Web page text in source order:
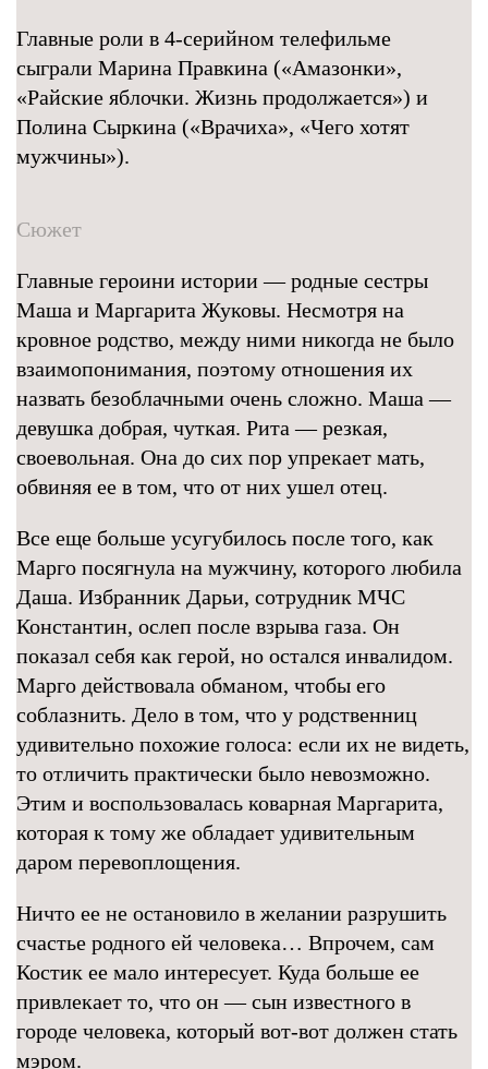
Главные роли в 4-серийном телефильме
сыграли Марина Правкина («Амазонки»,
«Райские яблочки. Жизнь продолжается») и
Полина Сыркина («Врачиха», «Чего хотят
мужчины»).
Сюжет
Главные героини истории — родные сестры
Маша и Маргарита Жуковы. Несмотря на
кровное родство, между ними никогда не было
взаимопонимания, поэтому отношения их
назвать безоблачными очень сложно. Маша —
девушка добрая, чуткая. Рита — резкая,
своевольная. Она до сих пор упрекает мать,
обвиняя ее в том, что от них ушел отец.
Все еще больше усугубилось после того, как
Марго посягнула на мужчину, которого любила
Даша. Избранник Дарьи, сотрудник МЧС
Константин, ослеп после взрыва газа. Он
показал себя как герой, но остался инвалидом.
Марго действовала обманом, чтобы его
соблазнить. Дело в том, что у родственниц
удивительно похожие голоса: если их не видеть,
то отличить практически было невозможно.
Этим и воспользовалась коварная Маргарита,
которая к тому же обладает удивительным
даром перевоплощения.
Ничто ее не остановило в желании разрушить
счастье родного ей человека… Впрочем, сам
Костик ее мало интересует. Куда больше ее
привлекает то, что он — сын известного в
городе человека, который вот-вот должен стать
мэром.